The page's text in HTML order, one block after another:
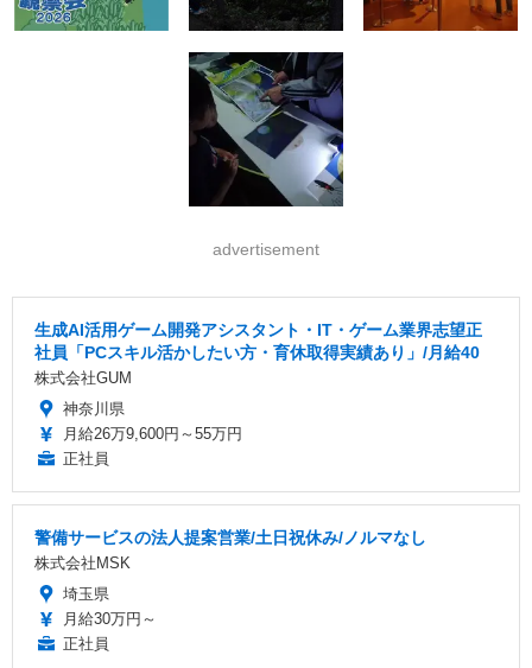
advertisement
生成AI活用ゲーム開発アシスタント・IT・ゲーム業界志望正
社員「PCスキル活かしたい方・育休取得実績あり」/月給40
株式会社GUM
神奈川県
月給26万9,600円～55万円
正社員
警備サービスの法人提案営業/土日祝休み/ノルマなし
株式会社MSK
埼玉県
月給30万円～
正社員